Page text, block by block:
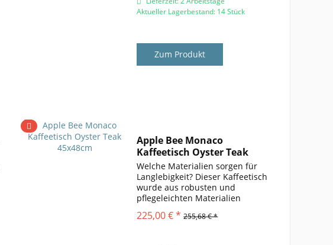
Aktueller Lagerbestand: 14 Stück
Zum Produkt
Apple Bee Monaco
Kaffeetisch Oyster Teak
45x48cm
Welche Materialien sorgen für
Langlebigkeit? Dieser Kaffeetisch
wurde aus robusten und
pflegeleichten Materialien
Aluminiumgestell sorgt nicht nur
225,00 € * 255,68 € *